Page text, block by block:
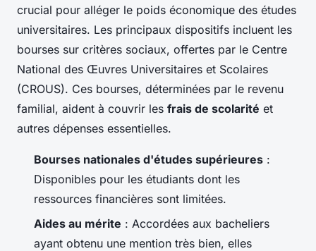
crucial pour alléger le poids économique des études
universitaires. Les principaux dispositifs incluent les
bourses sur critères sociaux, offertes par le Centre
National des Œuvres Universitaires et Scolaires
(CROUS). Ces bourses, déterminées par le revenu
familial, aident à couvrir les frais de scolarité et
autres dépenses essentielles.
Bourses nationales d'études supérieures :
Disponibles pour les étudiants dont les
ressources financières sont limitées.
Aides au mérite : Accordées aux bacheliers
ayant obtenu une mention très bien, elles